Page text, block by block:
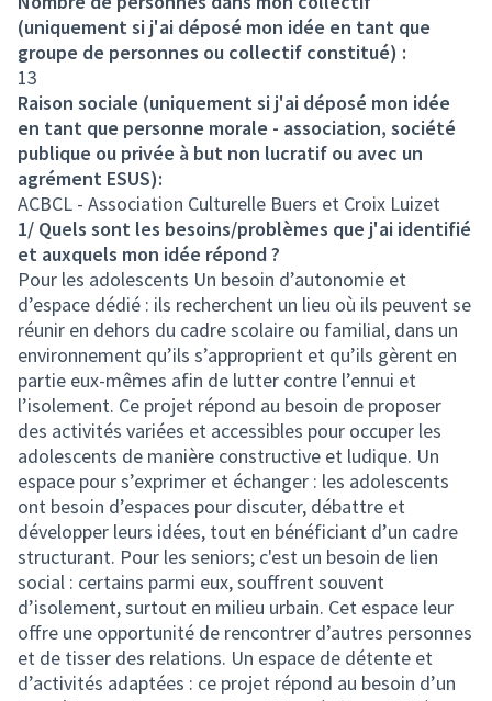
(uniquement si j'ai déposé mon idée en tant que
groupe de personnes ou collectif constitué) :
13
Raison sociale (uniquement si j'ai déposé mon idée
en tant que personne morale - association, société
publique ou privée à but non lucratif ou avec un
agrément ESUS):
ACBCL - Association Culturelle Buers et Croix Luizet
1/ Quels sont les besoins/problèmes que j'ai identifié
et auxquels mon idée répond ?
Pour les adolescents Un besoin d’autonomie et
d’espace dédié : ils recherchent un lieu où ils peuvent se
réunir en dehors du cadre scolaire ou familial, dans un
environnement qu’ils s’approprient et qu’ils gèrent en
partie eux-mêmes afin de lutter contre l’ennui et
l’isolement. Ce projet répond au besoin de proposer
des activités variées et accessibles pour occuper les
adolescents de manière constructive et ludique. Un
espace pour s’exprimer et échanger : les adolescents
ont besoin d’espaces pour discuter, débattre et
développer leurs idées, tout en bénéficiant d’un cadre
structurant. Pour les seniors; c'est un besoin de lien
social : certains parmi eux, souffrent souvent
d’isolement, surtout en milieu urbain. Cet espace leur
offre une opportunité de rencontrer d’autres personnes
et de tisser des relations. Un espace de détente et
d’activités adaptées : ce projet répond au besoin d’un